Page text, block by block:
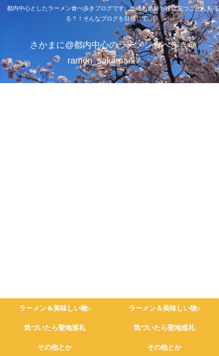
都内中心としたラーメン食べ歩きブログです。他にも気持ち役に立つこともあ
る？！そんなブログを目指して。
さかまに@都内中心のラーメン食べ歩き＠
ramen_sakamani
ラーメン＆美味しい物♪ ラーメン＆美味しい物♪
気づいたら聖地巡礼 気づいたら聖地巡礼
その他とか その他とか